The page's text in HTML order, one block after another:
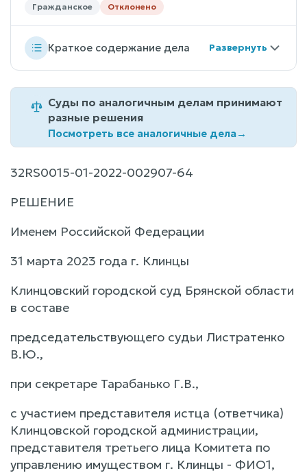
Гражданское Отклонено
Краткое содержание дела
Суды по аналогичным делам принимают
разные решения
Посмотреть все аналогичные дела→
32RS0015-01-2022-002907-64
РЕШЕНИЕ
Именем Российской Федерации
31 марта 2023 года г. Клинцы
Клинцовский городской суд Брянской области
в составе
председательствующего судьи Листратенко
В.Ю.,
при секретаре Тарабанько Г.В.,
с участием представителя истца (ответчика)
Клинцовской городской администрации,
представителя третьего лица Комитета по
управлению имуществом г. Клинцы - ФИО1,